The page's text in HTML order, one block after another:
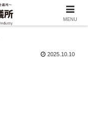
2025.10.10
MENU